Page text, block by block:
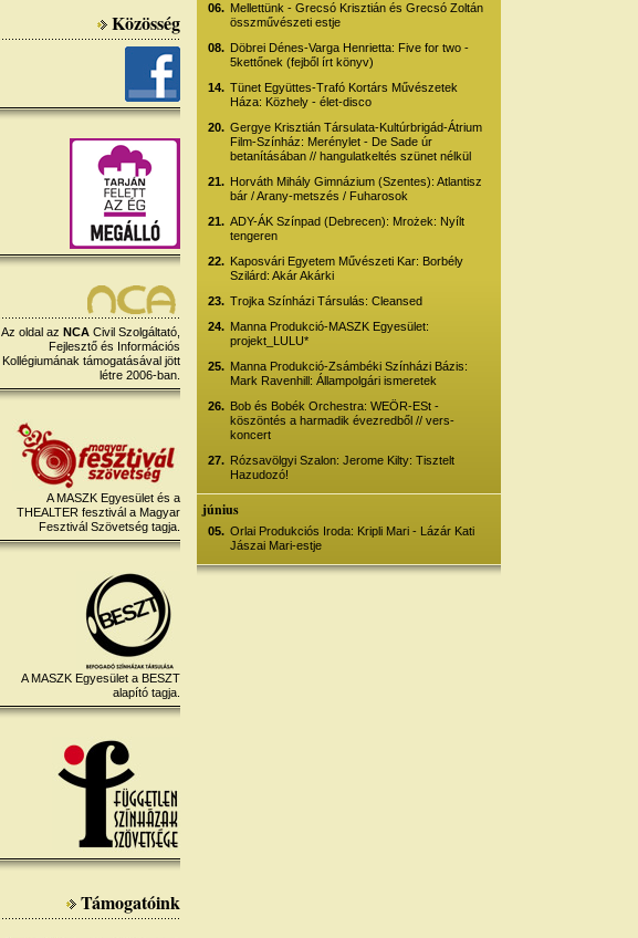
Közösség
Az oldal az NCA Civil Szolgáltató,
Fejlesztő és Információs
Kollégiumának támogatásával jött
létre 2006-ban.
A MASZK Egyesület és a
THEALTER fesztivál a Magyar
Fesztivál Szövetség tagja.
A MASZK Egyesület a BESZT
alapító tagja.
Támogatóink
06. Mellettünk - Grecsó Krisztián és Grecsó Zoltán
összművészeti estje
08. Döbrei Dénes-Varga Henrietta: Five for two -
5kettőnek (fejből írt könyv)
14. Tünet Együttes-Trafó Kortárs Művészetek
Háza: Közhely - élet-disco
20. Gergye Krisztián Társulata-Kultúrbrigád-Átrium
Film-Színház: Merénylet - De Sade úr
betanításában // hangulatkeltés szünet nélkül
21. Horváth Mihály Gimnázium (Szentes): Atlantisz
bár / Arany-metszés / Fuharosok
21. ADY-ÁK Színpad (Debrecen): Mrożek: Nyílt
tengeren
22. Kaposvári Egyetem Művészeti Kar: Borbély
Szilárd: Akár Akárki
23. Trojka Színházi Társulás: Cleansed
24. Manna Produkció-MASZK Egyesület:
projekt_LULU*
25. Manna Produkció-Zsámbéki Színházi Bázis:
Mark Ravenhill: Állampolgári ismeretek
26. Bob és Bobék Orchestra: WEÖR-ESt -
köszöntés a harmadik évezredből // vers-
koncert
27. Rózsavölgyi Szalon: Jerome Kilty: Tisztelt
Hazudozó!
június
05. Orlai Produkciós Iroda: Kripli Mari - Lázár Kati
Jászai Mari-estje